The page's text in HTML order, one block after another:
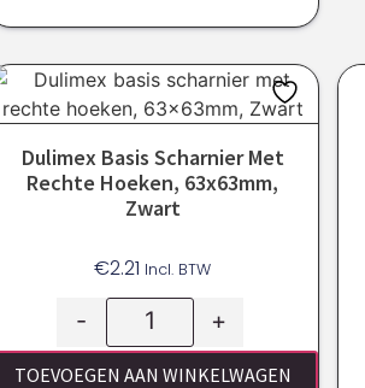
Dulimex Basis Scharnier Met
Rechte Hoeken, 63x63mm,
Zwart
€2.21 Incl. BTW
- +
TOEVOEGEN AAN WINKELWAGEN